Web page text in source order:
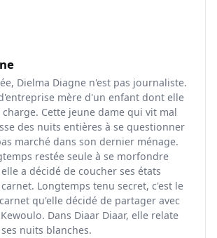
Dielma Diagne n'est pas journaliste.
mère d'un enfant dont elle
Cette jeune dame qui vit mal
des nuits entières à se questionner
marché dans son dernier ménage.
restée seule à se morfondre
a décidé de coucher ses états
Longtemps tenu secret, c'est le
qu'elle décidé de partager avec
Dans Diaar Diaar, elle relate
nuits blanches.